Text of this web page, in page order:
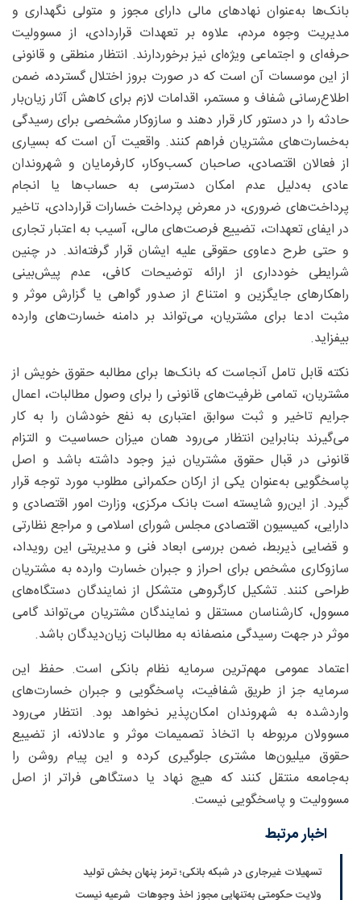
بانک‌ها به‌عنوان نهادهای مالی دارای مجوز و متولی نگهداری و
مدیریت وجوه مردم، علاوه بر تعهدات قراردادی، از مسوولیت
حرفه‌ای و اجتماعی ویژه‌ای نیز برخوردارند. انتظار منطقی و قانونی
از این موسسات آن است که در صورت بروز اختلال گسترده، ضمن
اطلاع‌رسانی شفاف و مستمر، اقدامات لازم برای کاهش آثار زیان‌بار
حادثه را در دستور کار قرار دهند و سازوکار مشخصی برای رسیدگی
به‌خسارت‌های مشتریان فراهم کنند. واقعیت آن است که بسیاری
از فعالان اقتصادی، صاحبان کسب‌وکار، کارفرمایان و شهروندان
عادی به‌دلیل عدم امکان دسترسی به حساب‌ها یا انجام
پرداخت‌های ضروری، در معرض پرداخت خسارات قراردادی، تاخیر
در ایفای تعهدات، تضییع فرصت‌های مالی، آسیب به اعتبار تجاری
و حتی طرح دعاوی حقوقی علیه ایشان قرار گرفته‌اند. در چنین
شرایطی خودداری از ارائه توضیحات کافی، عدم پیش‌بینی
راهکارهای جایگزین و امتناع از صدور گواهی‌ یا گزارش موثر و
مثبت ادعا برای مشتریان، می‌تواند بر دامنه خسارت‌های وارده
بیفزاید.
نکته قابل تامل آنجاست که بانک‌ها برای مطالبه حقوق خویش از
مشتریان، تمامی ظرفیت‌های قانونی را برای وصول مطالبات، اعمال
جرایم تاخیر و ثبت سوابق اعتباری به نفع خودشان را به کار
می‌گیرند بنابراین انتظار می‌رود همان میزان حساسیت و التزام
قانونی در قبال حقوق مشتریان نیز وجود داشته باشد و اصل
پاسخگویی به‌عنوان یکی از ارکان حکمرانی مطلوب مورد توجه قرار
گیرد. از این‌رو شایسته است بانک مرکزی، وزارت امور اقتصادی و
دارایی، کمیسیون اقتصادی مجلس شورای اسلامی و مراجع نظارتی
و قضایی ذیربط، ضمن بررسی ابعاد فنی و مدیریتی این رویداد،
سازوکاری مشخص برای احراز و جبران خسارت‌ وارده به مشتریان
طراحی کنند. تشکیل کارگروهی متشکل از نمایندگان دستگاه‌های
مسوول، کارشناسان مستقل و نمایندگان مشتریان می‌تواند گامی
موثر در جهت رسیدگی منصفانه به مطالبات زیان‌دیدگان باشد.
اعتماد عمومی مهم‌ترین سرمایه نظام بانکی است. حفظ این
سرمایه جز از طریق شفافیت، پاسخگویی و جبران خسارت‌های
واردشده به شهروندان امکان‌پذیر نخواهد بود. انتظار می‌رود
مسوولان مربوطه با اتخاذ تصمیمات موثر و عادلانه، از تضییع
حقوق میلیون‌ها مشتری جلوگیری کرده و این پیام روشن را
به‌جامعه منتقل کنند که هیچ نهاد یا دستگاهی فراتر از اصل
مسوولیت و پاسخگویی نیست.
اخبار مرتبط
تسهیلات غیرجاری در شبکه بانکی؛ ترمز پنهان بخش تولید
ولایت حکومتی به‌تنهایی مجوز اخذ وجوهات شرعیه نیست